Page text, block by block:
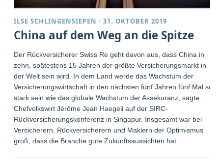
ILSE SCHLINGENSIEPEN ·31. OKTOBER 2019
China auf dem Weg an die Spitze
Der Rückversicherer Swiss Re geht davon aus, dass China in
zehn, spätestens 15 Jahren der größte Versicherungsmarkt in
der Welt sein wird. In dem Land werde das Wachstum der
Versicherungswirtschaft in den nächsten fünf Jahren fünf Mal so
stark sein wie das globale Wachstum der Assekuranz, sagte
Chefvolkswirt Jérôme Jean Haegeli auf der SIRC-
Rückversicherungskonferenz in Singapur. Insgesamt war bei
Versicherern, Rückversicherern und Maklern der Optimismus
groß, dass die Branche gute Zukunftsaussichten hat.